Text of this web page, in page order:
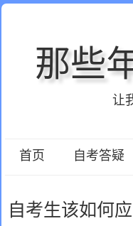
那些
让
首页 自考答疑
自考生该如何